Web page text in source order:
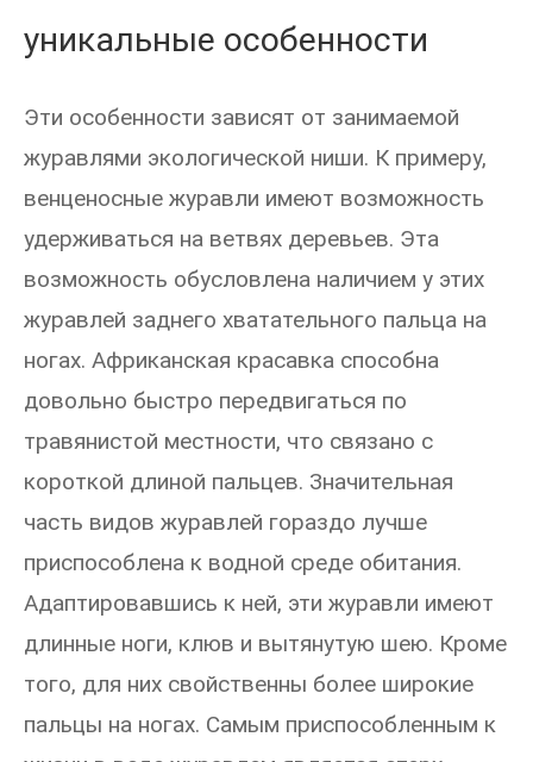
уникальные особенности
Эти особенности зависят от занимаемой
журавлями экологической ниши. К примеру,
венценосные журавли имеют возможность
удерживаться на ветвях деревьев. Эта
возможность обусловлена наличием у этих
журавлей заднего хватательного пальца на
ногах. Африканская красавка способна
довольно быстро передвигаться по
травянистой местности, что связано с
короткой длиной пальцев. Значительная
часть видов журавлей гораздо лучше
приспособлена к водной среде обитания.
Адаптировавшись к ней, эти журавли имеют
длинные ноги, клюв и вытянутую шею. Кроме
того, для них свойственны более широкие
пальцы на ногах. Самым приспособленным к